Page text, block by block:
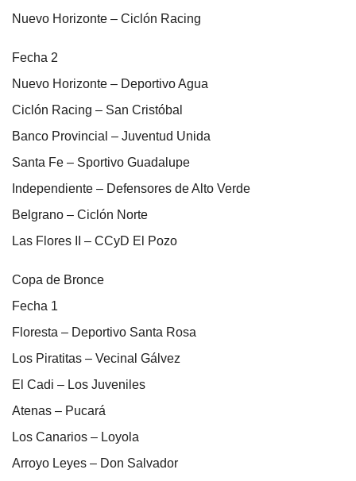
Nuevo Horizonte – Ciclón Racing
Fecha 2
Nuevo Horizonte – Deportivo Agua
Ciclón Racing – San Cristóbal
Banco Provincial – Juventud Unida
Santa Fe – Sportivo Guadalupe
Independiente – Defensores de Alto Verde
Belgrano – Ciclón Norte
Las Flores II – CCyD El Pozo
Copa de Bronce
Fecha 1
Floresta – Deportivo Santa Rosa
Los Piratitas – Vecinal Gálvez
El Cadi – Los Juveniles
Atenas – Pucará
Los Canarios – Loyola
Arroyo Leyes – Don Salvador